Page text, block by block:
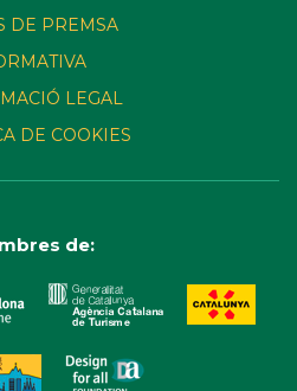
DE PREMSA
LEGAL
DE COOKIES
de: